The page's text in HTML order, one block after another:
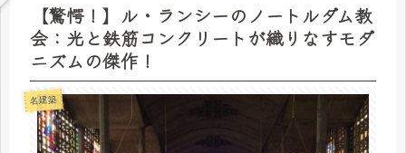
【驚愕！】ル・ランシーのノートルダム教
会：光と鉄筋コンクリートが織りなすモダ
ニズムの傑作！
名建築